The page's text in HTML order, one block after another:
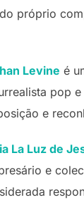
próprio
Levine é
pop
e
La Luz de
e